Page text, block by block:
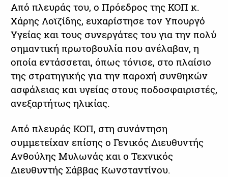
Από πλευράς του, ο Πρόεδρος της ΚΟΠ κ.
Χάρης Λοϊζίδης, ευχαρίστησε τον Υπουργό
Υγείας και τους συνεργάτες του για την πολύ
σημαντική πρωτοβουλία που ανέλαβαν, η
οποία εντάσσεται, όπως τόνισε, στο πλαίσιο
της στρατηγικής για την παροχή συνθηκών
ασφάλειας και υγείας στους ποδοσφαιριστές,
ανεξαρτήτως ηλικίας.
Από πλευράς ΚΟΠ, στη συνάντηση
συμμετείχαν επίσης ο Γενικός Διευθυντής
Ανθούλης Μυλωνάς και ο Τεχνικός
Διευθυντής Σάββας Κωνσταντίνου.